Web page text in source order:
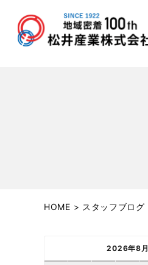
HOME > スタッフブログ
2026年8月